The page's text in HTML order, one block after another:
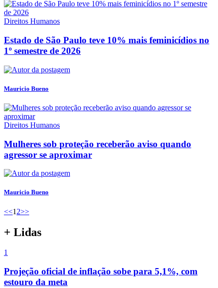
Direitos Humanos
Estado de São Paulo teve 10% mais feminicídios no
1º semestre de 2026
Mauricio Bueno
Direitos Humanos
Mulheres sob proteção receberão aviso quando
agressor se aproximar
Mauricio Bueno
<<1 2>>
+ Lidas
1
Projeção oficial de inflação sobe para 5,1%, com
estouro da meta